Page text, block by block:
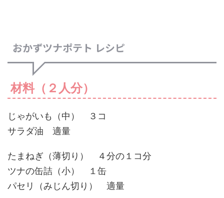
おかずツナポテト レシピ
材料（２人分）
じゃがいも（中） ３コ
サラダ油 適量
たまねぎ（薄切り） ４分の１コ分
ツナの缶詰（小） １缶
パセリ（みじん切り） 適量